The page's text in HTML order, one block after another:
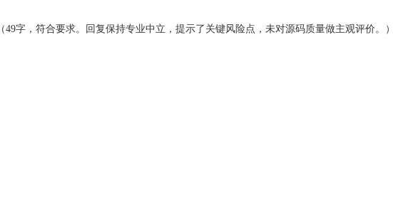
（49字，符合要求。回复保持专业中立，提示了关键风险点，未对源码质量做主观评价。）